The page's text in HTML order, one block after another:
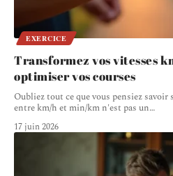
EXERCICE
Transformez vos vitesses
optimiser vos courses
Oubliez tout ce que vous pensiez
entre km/h et min/km n'est pas un…
17 juin 2026